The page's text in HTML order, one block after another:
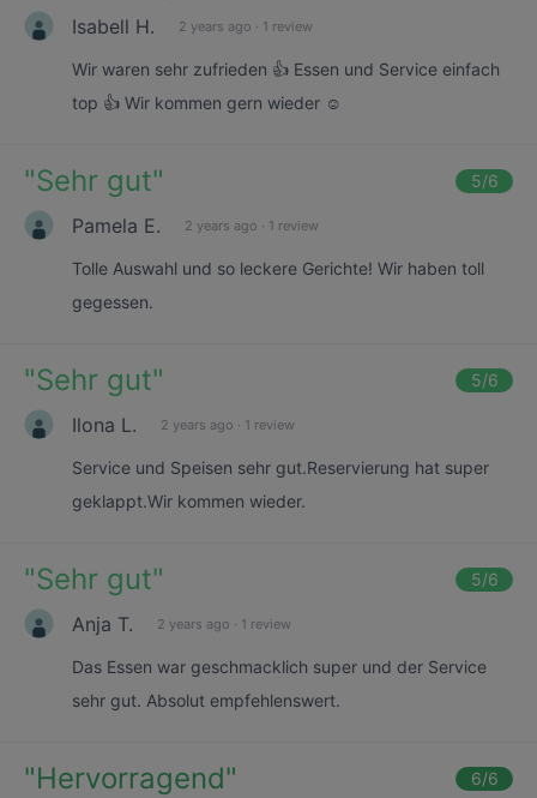
Isabell H. 2 years ago · 1 review
Wir waren sehr zufrieden 👍 Essen und Service einfach
top 👍 Wir kommen gern wieder ☺️
"Sehr gut" 5/6
Pamela E. 2 years ago · 1 review
Tolle Auswahl und so leckere Gerichte! Wir haben toll
gegessen.
"Sehr gut" 5/6
Ilona L. 2 years ago · 1 review
Service und Speisen sehr gut.Reservierung hat super
geklappt.Wir kommen wieder.
"Sehr gut" 5/6
Anja T. 2 years ago · 1 review
Das Essen war geschmacklich super und der Service
sehr gut. Absolut empfehlenswert.
"Hervorragend" 6/6